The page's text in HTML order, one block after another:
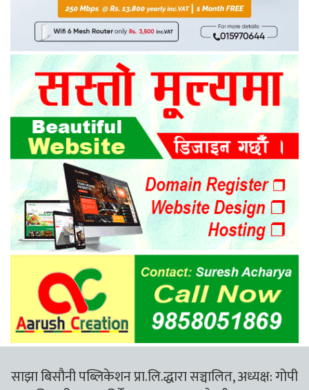
साझा बिसौनी पब्लिकेशन प्रा.लि.द्धारा सञ्चालित, अध्यक्ष: गोपी